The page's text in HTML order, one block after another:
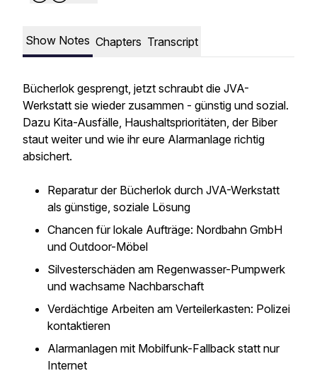
Show Notes Chapters Transcript
Bücherlok gesprengt, jetzt schraubt die JVA-
Werkstatt sie wieder zusammen - günstig und sozial.
Dazu Kita-Ausfälle, Haushaltsprioritäten, der Biber
staut weiter und wie ihr eure Alarmanlage richtig
absichert.
Reparatur der Bücherlok durch JVA-Werkstatt
als günstige, soziale Lösung
Chancen für lokale Aufträge: Nordbahn GmbH
und Outdoor-Möbel
Silvesterschäden am Regenwasser-Pumpwerk
und wachsame Nachbarschaft
Verdächtige Arbeiten am Verteilerkasten: Polizei
kontaktieren
Alarmanlagen mit Mobilfunk-Fallback statt nur
Internet